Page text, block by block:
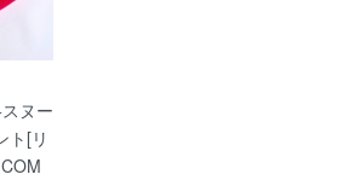
ヌー
ト[リ